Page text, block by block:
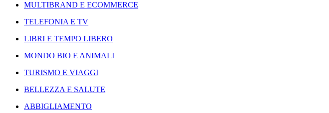
MULTIBRAND E ECOMMERCE
TELEFONIA E TV
LIBRI E TEMPO LIBERO
MONDO BIO E ANIMALI
TURISMO E VIAGGI
BELLEZZA E SALUTE
ABBIGLIAMENTO